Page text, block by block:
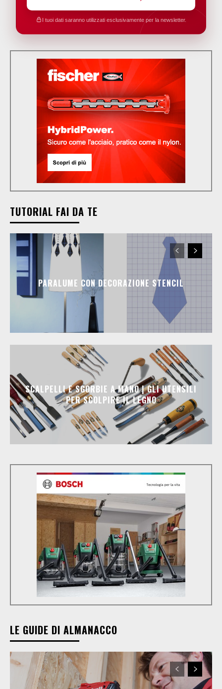
I tuoi dati saranno utilizzati esclusivamente per la newsletter.
TUTORIAL FAI DA TE
PARALUME CON DECORAZIONE STENCIL
SCALPELLI E SGORBIE A MANO | GLI UTENSILI
PER SCOLPIRE IL LEGNO
LE GUIDE DI ALMANACCO